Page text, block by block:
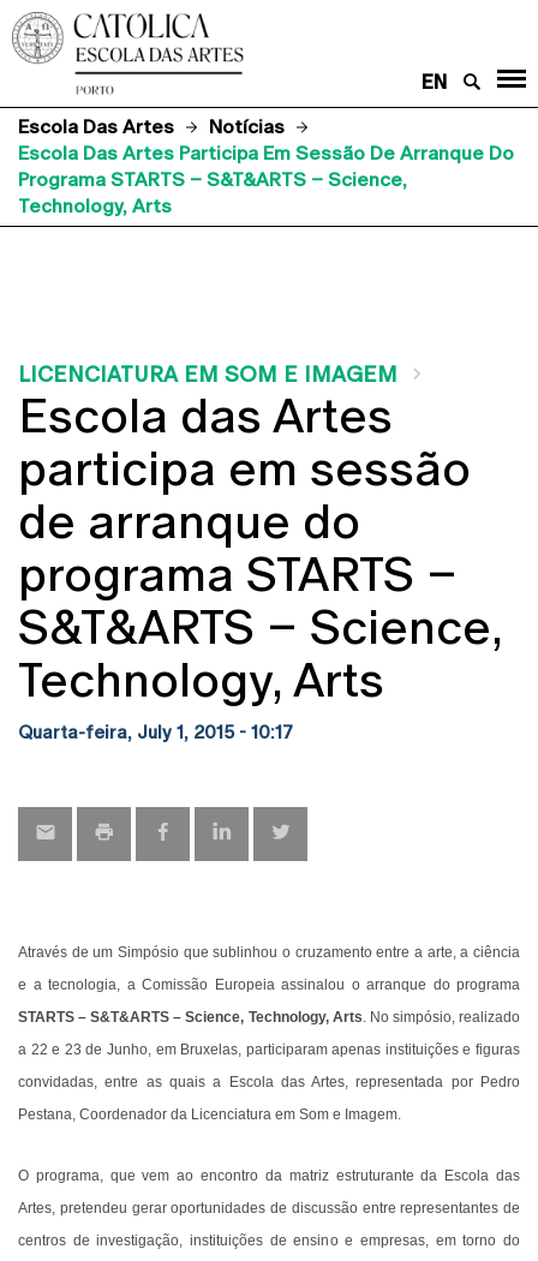
EN
Escola Das Artes
Notícias
Escola Das Artes Participa Em Sessão De Arranque Do
Programa STARTS – S&T&ARTS – Science,
Technology, Arts
LICENCIATURA EM SOM E IMAGEM
Escola das Artes
participa em sessão
de arranque do
programa STARTS –
S&T&ARTS – Science,
Technology, Arts
Quarta-feira, July 1, 2015 - 10:17
Através de um Simpósio que sublinhou o cruzamento entre a arte, a ciência
e a tecnologia, a Comissão Europeia assinalou o arranque do programa
STARTS – S&T&ARTS – Science, Technology, Arts . No simpósio, realizado
a 22 e 23 de Junho, em Bruxelas, participaram apenas instituições e figuras
convidadas, entre as quais a Escola das Artes, representada por Pedro
Pestana, Coordenador da Licenciatura em Som e Imagem.
O programa, que vem ao encontro da matriz estruturante da Escola das
Artes, pretendeu gerar oportunidades de discussão entre representantes de
centros de investigação, instituições de ensino e empresas, em torno do